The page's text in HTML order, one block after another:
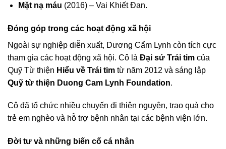
Mặt nạ máu (2016) – Vai Khiết Đan.
Đóng góp trong các hoạt động xã hội
Ngoài sự nghiệp diễn xuất, Dương Cẩm Lynh còn tích cực
tham gia các hoạt động xã hội. Cô là Đại sứ Trái tim của
Quỹ Từ thiện Hiểu về Trái tim từ năm 2012 và sáng lập
Quỹ từ thiện Duong Cam Lynh Foundation.
Cô đã tổ chức nhiều chuyến đi thiện nguyện, trao quà cho
trẻ em nghèo và hỗ trợ bệnh nhân tại các bệnh viện lớn.
Đời tư và những biến cố cá nhân